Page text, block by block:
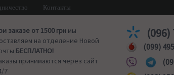
Контакты
заказе от 1500 грнмы
на отделение Новой
БЕСПЛАТНО!
принимаются через сайт
7
(096)
(099)